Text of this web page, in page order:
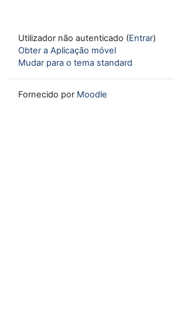
Utilizador não autenticado (Entrar)
Obter a Aplicação móvel
Mudar para o tema standard
Fornecido por Moodle